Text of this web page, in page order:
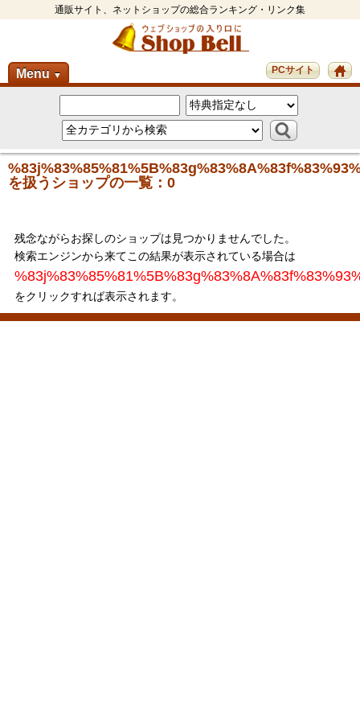
通販サイト、ネットショップの総合ランキング・リンク集
Menu ▼ PCサイト
を扱うショップの一覧：0
残念ながらお探しのショップは見つかりませんでした。
検索エンジンから来てこの結果が表示されている場合は
をクリックすれば表示されます。